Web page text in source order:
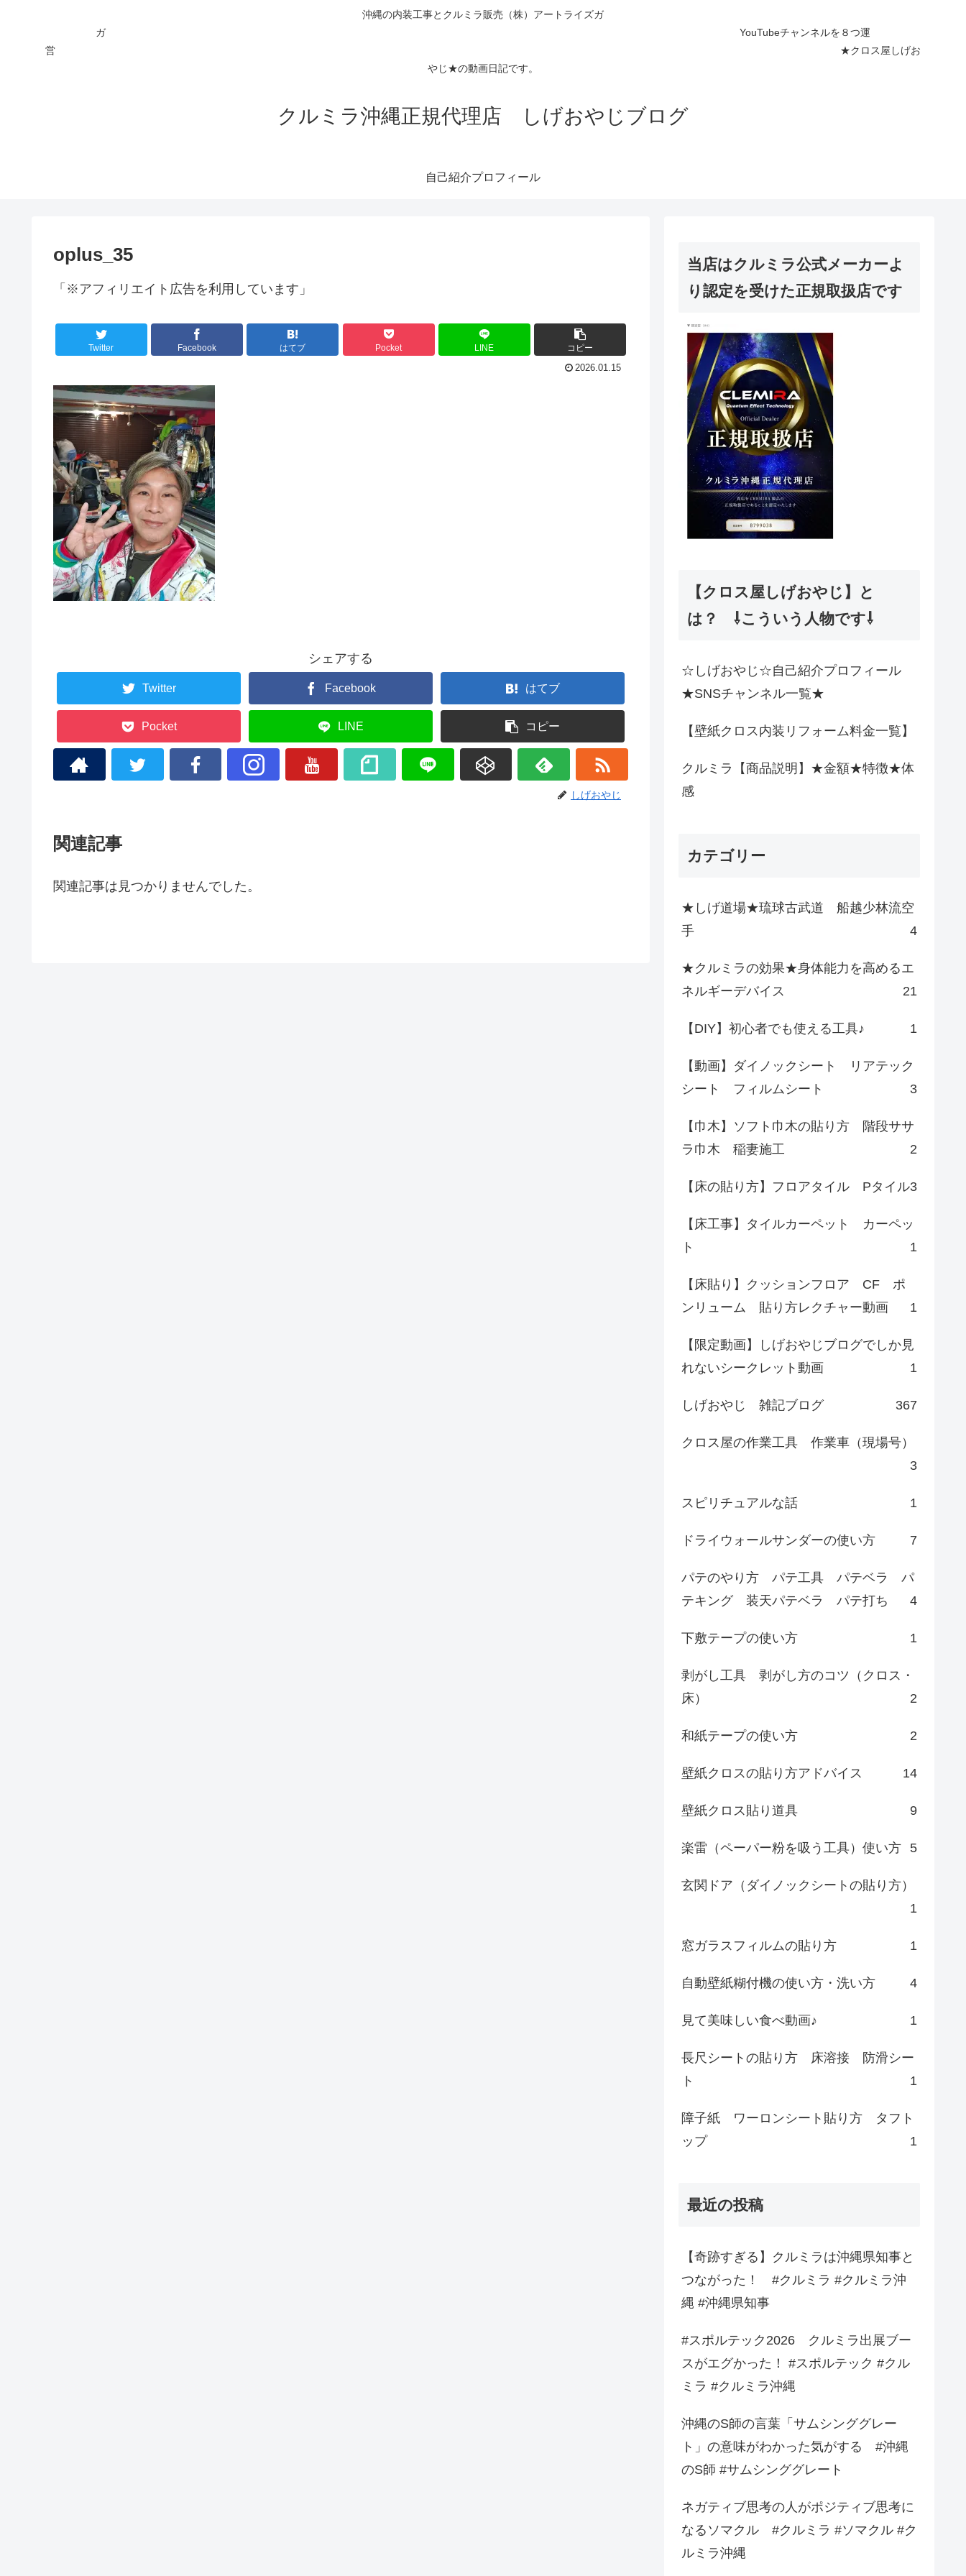
沖縄の内装工事とクルミラ販売（株）アートライズガ
ガ YouTubeチャンネルを８つ運
営 ★クロス屋しげお
やじ★の動画日記です。
クルミラ沖縄正規代理店 しげおやじブログ
自己紹介プロフィール
oplus_35
「※アフィリエイト広告を利用しています」
Twitter Facebook はてブ Pocket LINE コピー
2026.01.15
シェアする
Twitter Facebook はてブ
Pocket LINE コピー
しげおやじ
関連記事
関連記事は見つかりませんでした。
当店はクルミラ公式メーカーよ
り認定を受けた正規取扱店です
【クロス屋しげおやじ】と
は？ ⇩こういう人物です⇩
☆しげおやじ☆自己紹介プロフィール
★SNSチャンネル一覧★
【壁紙クロス内装リフォーム料金一覧】
クルミラ【商品説明】★金額★特徴★体
感
カテゴリー
★しげ道場★琉球古武道 船越少林流空
手
4
★クルミラの効果★身体能力を高めるエ
ネルギーデバイス
21
【DIY】初心者でも使える工具♪ 1
【動画】ダイノックシート リアテック
シート フィルムシート
3
【巾木】ソフト巾木の貼り方 階段ササ
ラ巾木 稲妻施工
2
【床の貼り方】フロアタイル Pタイル3
【床工事】タイルカーペット カーペッ
ト
1
【床貼り】クッションフロア CF ポ
ンリューム 貼り方レクチャー動画
1
【限定動画】しげおやじブログでしか見
れないシークレット動画
1
しげおやじ 雑記ブログ 367
クロス屋の作業工具 作業車（現場号）
3
スピリチュアルな話 1
ドライウォールサンダーの使い方 7
パテのやり方 パテ工具 パテベラ パ
テキング 装天パテベラ パテ打ち
4
下敷テープの使い方 1
剥がし工具 剥がし方のコツ（クロス・
床）
2
和紙テープの使い方 2
壁紙クロスの貼り方アドバイス 14
壁紙クロス貼り道具 9
楽雷（ペーパー粉を吸う工具）使い方 5
玄関ドア（ダイノックシートの貼り方）
1
窓ガラスフィルムの貼り方 1
自動壁紙糊付機の使い方・洗い方 4
見て美味しい食べ動画♪ 1
長尺シートの貼り方 床溶接 防滑シー
ト
1
障子紙 ワーロンシート貼り方 タフト
ップ
1
最近の投稿
【奇跡すぎる】クルミラは沖縄県知事と
つながった！ #クルミラ #クルミラ沖
縄 #沖縄県知事
#スポルテック2026 クルミラ出展ブー
スがエグかった！ #スポルテック #クル
ミラ #クルミラ沖縄
沖縄のS師の言葉「サムシンググレー
ト」の意味がわかった気がする #沖縄
のS師 #サムシンググレート
ネガティブ思考の人がポジティブ思考に
なるソマクル #クルミラ #ソマクル #ク
ルミラ沖縄